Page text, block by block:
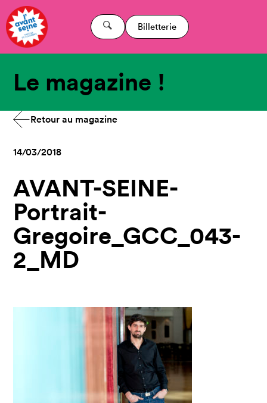
Billetterie
Le magazine !
Retour au magazine
14/03/2018
AVANT-SEINE-
Portrait-
Gregoire_GCC_043-
2_MD